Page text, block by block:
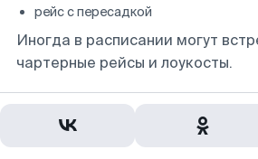
рейс с пересадкой
Иногда в расписании могут
чартерные рейсы и лоукосты.